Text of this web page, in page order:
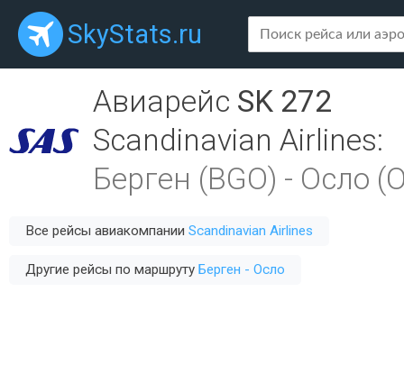
SkyStats.ru
Авиарейс SK 272
Scandinavian Airlines:
Берген (BGO) - Осло
Все рейсы авиакомпании Scandinavian Airlines
Другие рейсы по маршруту Берген - Осло